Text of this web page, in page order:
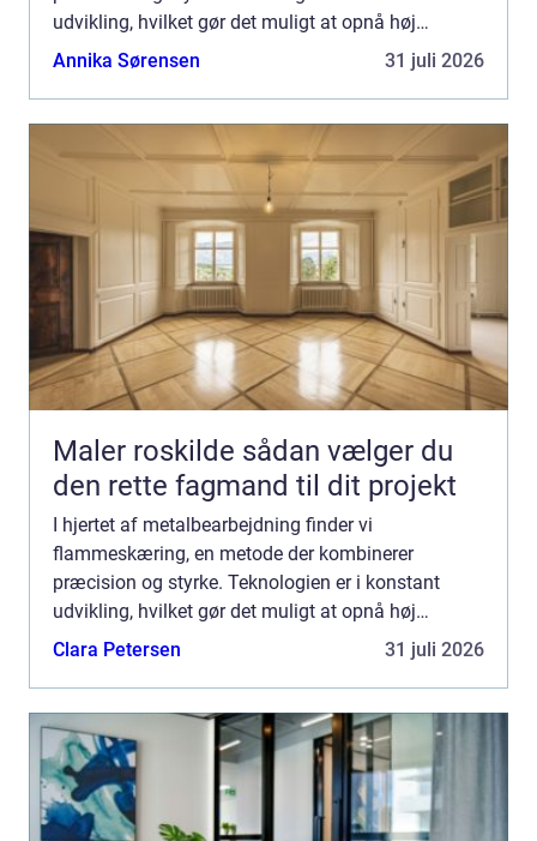
udvikling, hvilket gør det muligt at opnå høj
præcision i skæringen af metalem...
Annika Sørensen 31 juli 2026
Maler roskilde sådan vælger du
den rette fagmand til dit projekt
I hjertet af metalbearbejdning finder vi
flammeskæring, en metode der kombinerer
præcision og styrke. Teknologien er i konstant
udvikling, hvilket gør det muligt at opnå høj
præcision i skæringen af metalem...
Clara Petersen 31 juli 2026